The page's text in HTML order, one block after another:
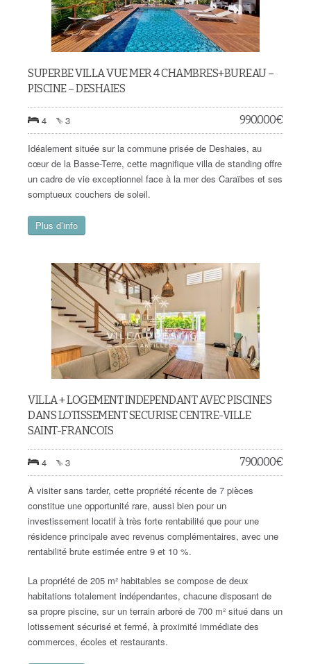
SUPERBE VILLA VUE MER 4 CHAMBRES+BUREAU –
PISCINE – DESHAIES
4 3 990.000€
Idéalement située sur la commune prisée de Deshaies, au
cœur de la Basse-Terre, cette magnifique villa de standing offre
un cadre de vie exceptionnel face à la mer des Caraïbes et ses
somptueux couchers de soleil.
Plus d’info
VILLA + LOGEMENT INDEPENDANT AVEC PISCINES
DANS LOTISSEMENT SECURISE CENTRE-VILLE
SAINT-FRANCOIS
4 3 790.000€
À visiter sans tarder, cette propriété récente de 7 pièces
constitue une opportunité rare, aussi bien pour un
investissement locatif à très forte rentabilité que pour une
résidence principale avec revenus complémentaires, avec une
rentabilité brute estimée entre 9 et 10 %.
La propriété de 205 m² habitables se compose de deux
habitations totalement indépendantes, chacune disposant de
sa propre piscine, sur un terrain arboré de 700 m² situé dans un
lotissement sécurisé et fermé, à proximité immédiate des
commerces, écoles et restaurants.